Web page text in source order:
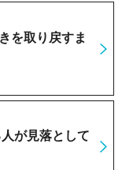
を取り戻すま
が見落として